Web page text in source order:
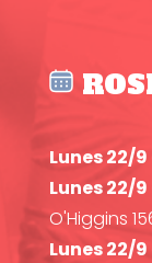
Lunes 22/9
Lunes 22/9
O'Higgins
Lunes 22/9